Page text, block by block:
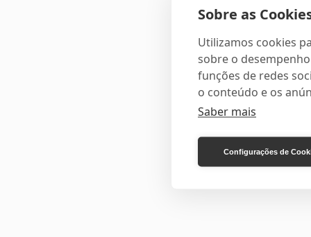
Sobre as
Utilizamos cookies
sobre o
funções de redes
o conteúdo e os
Saber mais
Configurações de